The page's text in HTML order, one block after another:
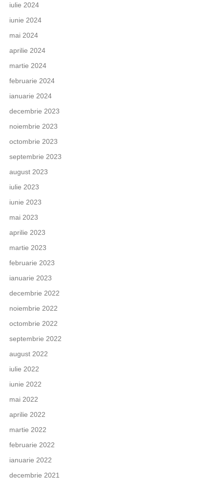
iulie 2024
iunie 2024
mai 2024
aprilie 2024
martie 2024
februarie 2024
ianuarie 2024
decembrie 2023
noiembrie 2023
octombrie 2023
septembrie 2023
august 2023
iulie 2023
iunie 2023
mai 2023
aprilie 2023
martie 2023
februarie 2023
ianuarie 2023
decembrie 2022
noiembrie 2022
octombrie 2022
septembrie 2022
august 2022
iulie 2022
iunie 2022
mai 2022
aprilie 2022
martie 2022
februarie 2022
ianuarie 2022
decembrie 2021